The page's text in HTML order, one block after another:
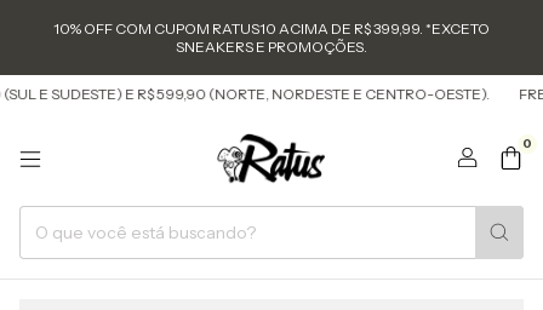
10% OFF COM CUPOM RATUS10 ACIMA DE R$ 399,99. *EXCETO
SNEAKERS E PROMOÇÕES.
E SUDESTE) E R$ 599,90 (NORTE, NORDESTE E CENTRO-OESTE).
0